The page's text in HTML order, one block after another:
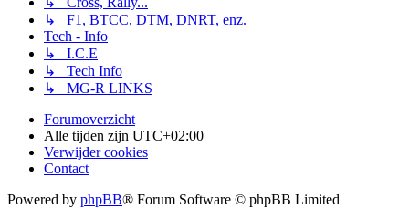
↳ F1, BTCC, DTM, DNRT, enz.
Tech - Info
↳ I.C.E
↳ Tech Info
↳ MG-R LINKS
Forumoverzicht
Alle tijden zijn UTC+02:00
Verwijder cookies
Contact
Powered by phpBB® Forum Software © phpBB Limited